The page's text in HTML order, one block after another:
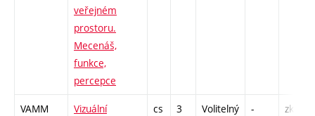
veřejném
prostoru.
Mecenáš,
funkce,
percepce
VAMM
Vizuální
cs 3 Volitelný - zk